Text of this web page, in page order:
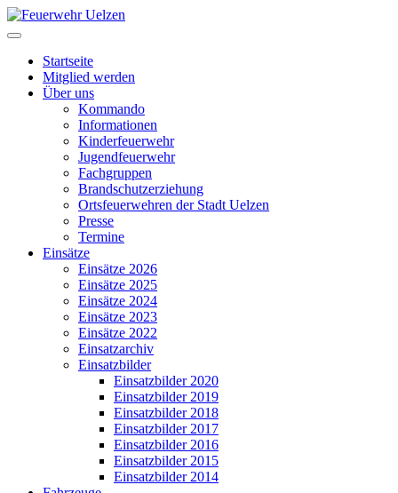
Startseite
Mitglied werden
Über uns
Kommando
Informationen
Kinderfeuerwehr
Jugendfeuerwehr
Fachgruppen
Brandschutzerziehung
Ortsfeuerwehren der Stadt Uelzen
Presse
Termine
Einsätze
Einsätze 2026
Einsätze 2025
Einsätze 2024
Einsätze 2023
Einsätze 2022
Einsatzarchiv
Einsatzbilder
Einsatzbilder 2020
Einsatzbilder 2019
Einsatzbilder 2018
Einsatzbilder 2017
Einsatzbilder 2016
Einsatzbilder 2015
Einsatzbilder 2014